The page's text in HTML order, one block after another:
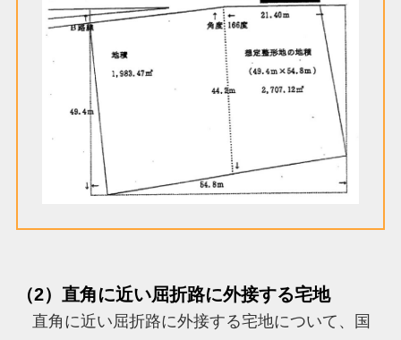
（2）直角に近い屈折路に外接する宅地
直角に近い屈折路に外接する宅地について、国